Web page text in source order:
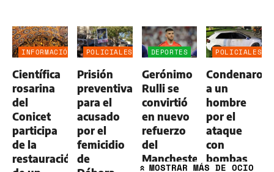
INFORMACIÓN
Científica
rosarina
del
Conicet
participa
de la
restauración
POLICIALES
Prisión
preventiva
para el
acusado
por el
femicidio
de
DEPORTES
Gerónimo
Rulli se
convirtió
en nuevo
refuerzo
del
Manchester
POLICIALES
Condenaron
a un
hombre
por el
ataque
con
bombas
» MOSTRAR MÁS DE OCIO